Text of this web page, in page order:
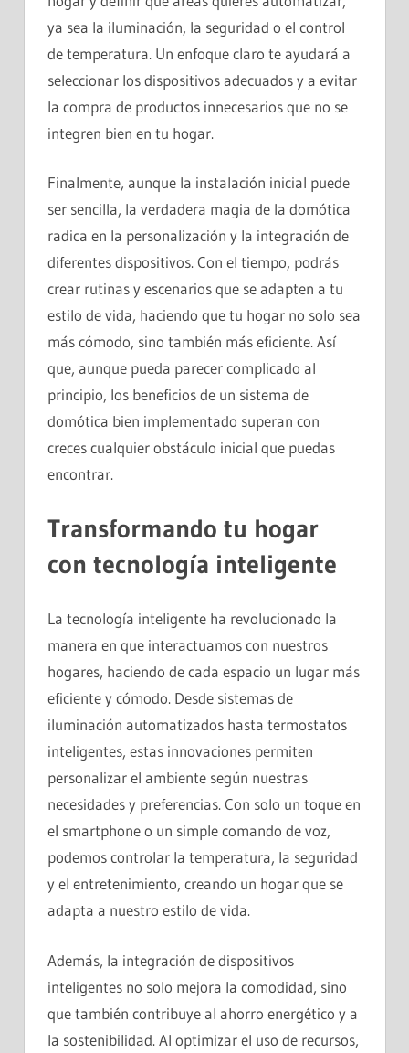
ya sea la iluminación, la seguridad o el control
de temperatura. Un enfoque claro te ayudará a
seleccionar los dispositivos adecuados y a evitar
la compra de productos innecesarios que no se
integren bien en tu hogar.
Finalmente, aunque la instalación inicial puede
ser sencilla, la verdadera magia de la domótica
radica en la personalización y la integración de
diferentes dispositivos. Con el tiempo, podrás
crear rutinas y escenarios que se adapten a tu
estilo de vida, haciendo que tu hogar no solo sea
más cómodo, sino también más eficiente. Así
que, aunque pueda parecer complicado al
principio, los beneficios de un sistema de
domótica bien implementado superan con
creces cualquier obstáculo inicial que puedas
encontrar.
Transformando tu hogar
con tecnología inteligente
La tecnología inteligente ha revolucionado la
manera en que interactuamos con nuestros
hogares, haciendo de cada espacio un lugar más
eficiente y cómodo. Desde sistemas de
iluminación automatizados hasta termostatos
inteligentes, estas innovaciones permiten
personalizar el ambiente según nuestras
necesidades y preferencias. Con solo un toque en
el smartphone o un simple comando de voz,
podemos controlar la temperatura, la seguridad
y el entretenimiento, creando un hogar que se
adapta a nuestro estilo de vida.
Además, la integración de dispositivos
inteligentes no solo mejora la comodidad, sino
que también contribuye al ahorro energético y a
la sostenibilidad. Al optimizar el uso de recursos,